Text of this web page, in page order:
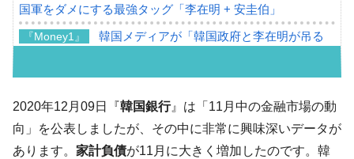
国軍をダメにする最強タッグ「李在明 + 安圭伯」
『Money1』
韓国メディアが「韓国政府と李在明が吊る
『Money1』
韓国07月･物価指数「2.8％」に低下 ⇒ 実は
コアコアは上がった。
『Money1』
韓国･猛暑でソウル市全域「猛暑重大警報」
発令。李在明「猛暑・干ばつ対処状況点検会議」
2020年12月09日『韓国銀行』は「11月中の金融市場の動
向」を公表しましたが、その中に非常に興味深いデータが
あります。 家計負債が11月に大きく増加したのです。韓